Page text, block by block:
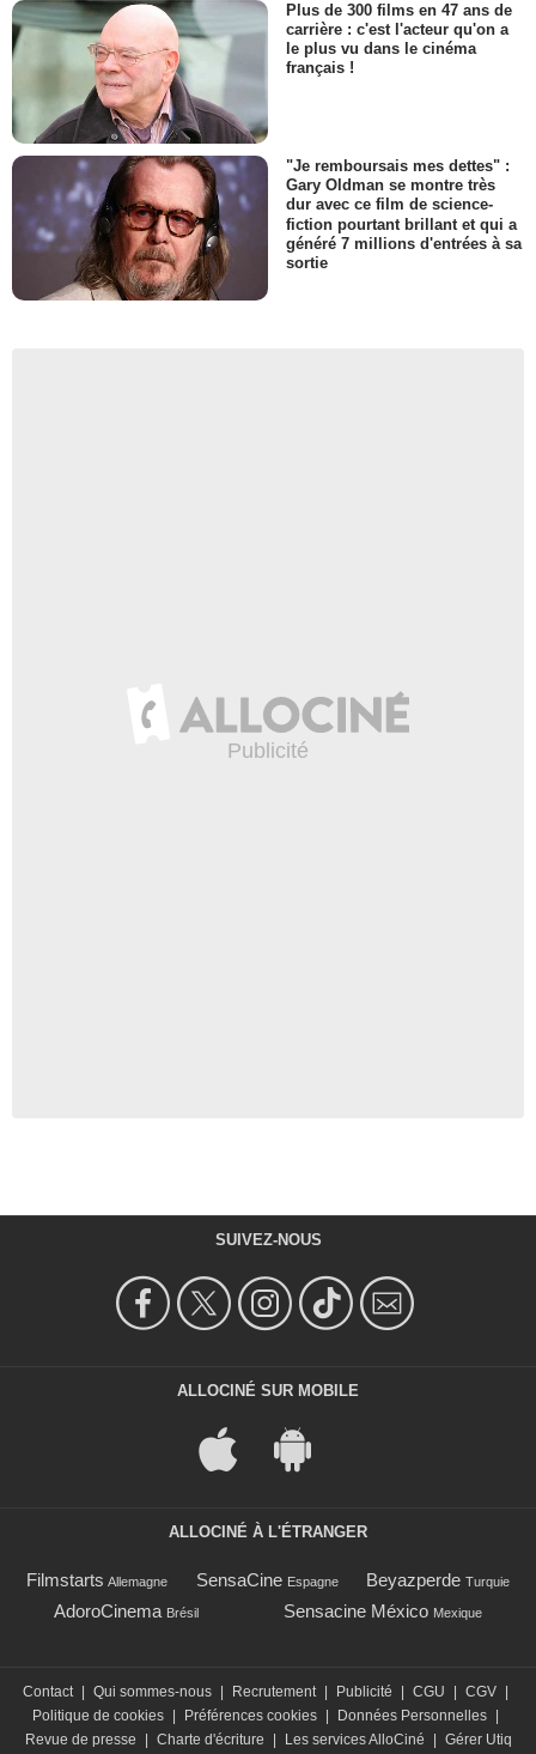
Plus de 300 films en 47 ans de
carrière : c'est l'acteur qu'on a
le plus vu dans le cinéma
français !
"Je remboursais mes dettes" :
Gary Oldman se montre très
dur avec ce film de science-
fiction pourtant brillant et qui a
généré 7 millions d'entrées à sa
sortie
SUIVEZ-NOUS
ALLOCINÉ SUR MOBILE
ALLOCINÉ À L'ÉTRANGER
Filmstarts Allemagne SensaCine Espagne Beyazperde Turquie
AdoroCinema Brésil Sensacine México Mexique
Contact | Qui sommes-nous | Recrutement | Publicité | CGU | CGV |
Politique de cookies | Préférences cookies | Données Personnelles |
Revue de presse
| Charte d'écriture | Les services AlloCiné | Gérer Utiq